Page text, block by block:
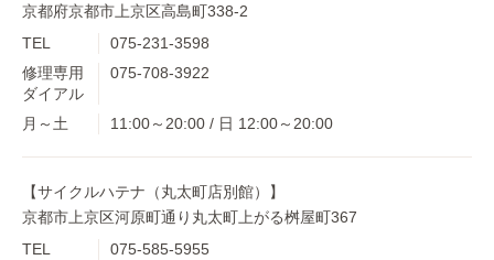
京都府京都市上京区高島町338-2
TEL
075-231-3598
修理専用
ダイアル
075-708-3922
月～土 11:00～20:00 / 日 12:00～20:00
【サイクルハテナ（丸太町店別館）】
京都市上京区河原町通り丸太町上がる桝屋町367
TEL
075-585-5955